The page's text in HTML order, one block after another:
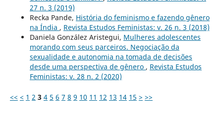
27 n. 3 (2019)
Recka Pande, História do feminismo e fazendo gênero
na Índia , Revista Estudos Feministas: v. 26 n. 3 (2018)
Daniela González Aristegui, Mulheres adolescentes
morando com seus parceiros. Negociação da
sexualidade e autonomia na tomada de decisões
desde uma perspectiva de gênero , Revista Estudos
Feministas: v. 28 n. 2 (2020)
<< < 1 2 3 4 5 6 7 8 9 10 11 12 13 14 15 > >>